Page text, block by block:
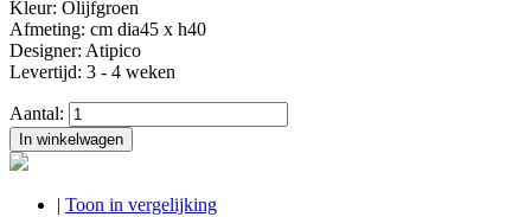
Kleur: Olijfgroen
Afmeting: cm dia45 x h40
Designer: Atipico
Levertijd: 3 - 4 weken
Aantal:
In winkelwagen
| Toon in vergelijking